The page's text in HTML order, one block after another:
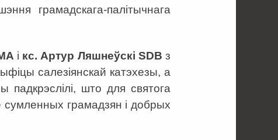
грамадскага-палітычнага
i кс. Артур Ляшнеўскі SDB з
салезіянскай катэхезы, а
падкрэслілі, што для святога
грамадзян і добрых